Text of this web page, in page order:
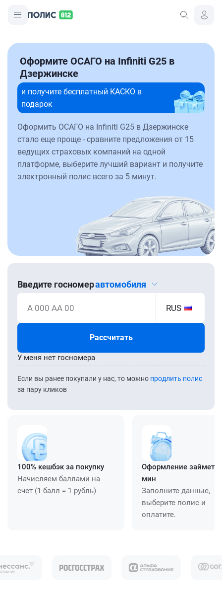
Оформите ОСАГО на Infiniti G25 в
Дзержинске
и получите бесплатный КАСКО в
подарок
Оформить ОСАГО на Infiniti G25 в Дзержинске
стало еще проще - сравните предложения от 15
ведущих страховых компаний на одной
платформе, выберите лучший вариант и получите
электронный полис всего за 5 минут.
Введите госномеравтомобиля
А 000 АА 00 RUS
Рассчитать
Если вы ранее покупали у нас, то можно продлить полис
за пару кликов
У меня нет госномера
100% кешбэк за покупку
Начисляем баллами на
счет (1 балл = 1 рубль)
Оформление займет
мин
Заполните данные,
выберите полис и
оплатите.